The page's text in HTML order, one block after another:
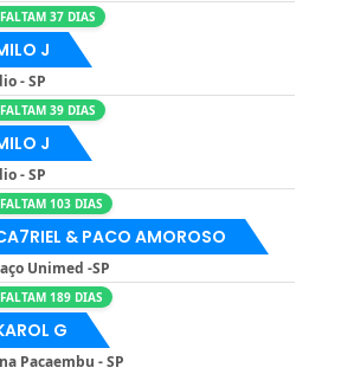
37 DIAS
J
- SP
39 DIAS
J
- SP
103 DIAS
& PACO AMOROSO
Unimed -SP
189 DIAS
G
Pacaembu - SP